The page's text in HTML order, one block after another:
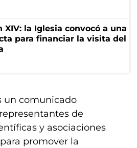
XIV: la Iglesia convocó a una
para financiar la visita del
comunicado
de
y asociaciones
promover la